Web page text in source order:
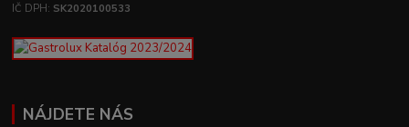
IČ DPH: SK2020100533
NÁJDETE NÁS